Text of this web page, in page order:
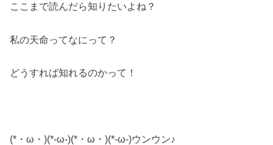
ここまで読んだら知りたいよね？
私の天命ってなにって？
どうすれば知れるのかって！
(*・ω・)(*-ω-)(*・ω・)(*-ω-)ウンウン♪